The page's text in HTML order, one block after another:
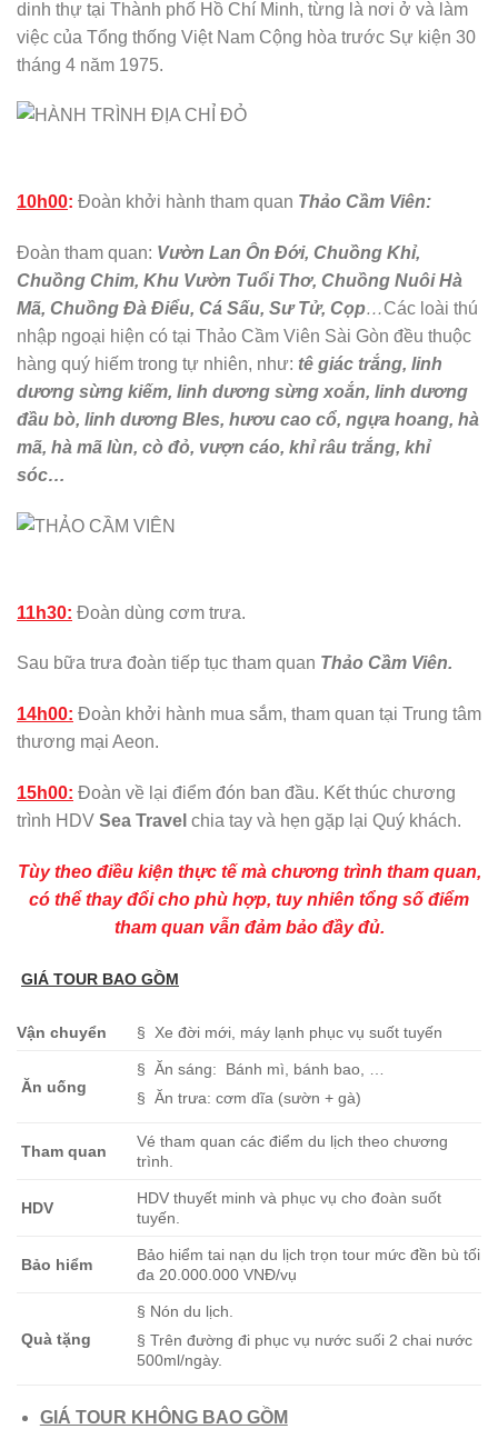
dinh thự tại Thành phố Hồ Chí Minh, từng là nơi ở và làm
việc của Tổng thống Việt Nam Cộng hòa trước Sự kiện 30
tháng 4 năm 1975.
10h00: Đoàn khởi hành tham quan Thảo Cầm Viên:
Đoàn tham quan: Vườn Lan Ôn Đới, Chuồng Khỉ,
Chuồng Chim, Khu Vườn Tuổi Thơ, Chuồng Nuôi Hà
Mã, Chuồng Đà Điểu, Cá Sấu, Sư Tử, Cọp…Các loài thú
nhập ngoại hiện có tại Thảo Cầm Viên Sài Gòn đều thuộc
hàng quý hiếm trong tự nhiên, như: tê giác trắng, linh
dương sừng kiếm, linh dương sừng xoắn, linh dương
đầu bò, linh dương Bles, hươu cao cổ, ngựa hoang, hà
mã, hà mã lùn, cò đỏ, vượn cáo, khỉ râu trắng, khỉ
sóc…
11h30: Đoàn dùng cơm trưa.
Sau bữa trưa đoàn tiếp tục tham quan Thảo Cầm Viên.
14h00: Đoàn khởi hành mua sắm, tham quan tại Trung tâm
thương mại Aeon.
15h00: Đoàn về lại điểm đón ban đầu. Kết thúc chương
trình HDV Sea Travel chia tay và hẹn gặp lại Quý khách.
Tùy theo điều kiện thực tế mà chương trình tham quan,
có thể thay đổi cho phù hợp, tuy nhiên tổng số điểm
tham quan vẫn đảm bảo đầy đủ.
GIÁ TOUR BAO GỒM
Vận chuyển § Xe đời mới, máy lạnh phục vụ suốt tuyến
Ăn uống
§ Ăn sáng: Bánh mì, bánh bao, …
§ Ăn trưa: cơm dĩa (sườn + gà)
Tham quan
Vé tham quan các điểm du lịch theo chương
trình.
HDV
HDV thuyết minh và phục vụ cho đoàn suốt
tuyến.
Bảo hiểm
Bảo hiểm tai nạn du lịch trọn tour mức đền bù tối
đa 20.000.000 VNĐ/vụ
Quà tặng
§ Nón du lịch.
§ Trên đường đi phục vụ nước suối 2 chai nước
500ml/ngày.
GIÁ TOUR KHÔNG BAO GỒM